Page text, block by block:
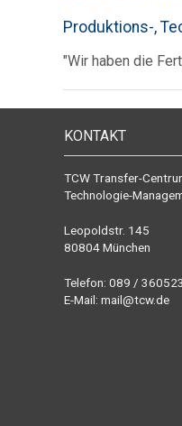
Produktions-,
"Wir haben die
KONTAKT
TCW Transfer-
Technologie-
Leopoldstr. 145
80804 München
Telefon: 089 /
E-Mail: mail@tcw.de